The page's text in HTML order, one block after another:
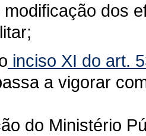
dos
inciso XI do art.
a vigorar
do Ministério